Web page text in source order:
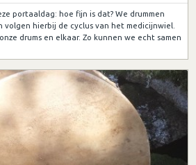
portaaldag: hoe fijn is dat? We drummen
hierbij de cyclus van het medicijnwiel.
drums en elkaar. Zo kunnen we echt samen